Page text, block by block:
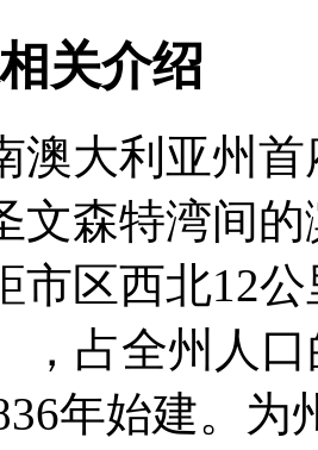
关介绍
澳大利亚州
文森特湾间
市区西北12
，占全州人
年始建。